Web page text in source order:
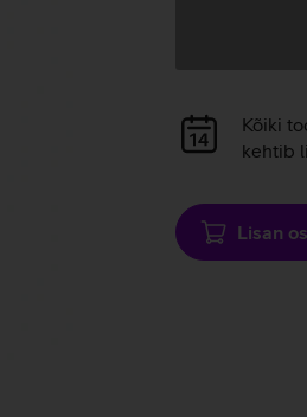
Andmete
laadimine
Kõiki
kehtib
Lisan